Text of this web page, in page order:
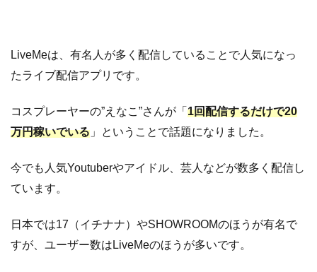
LiveMeは、有名人が多く配信していることで人気になっ
たライブ配信アプリです。
コスプレーヤーの”えなこ”さんが「 1回配信するだけで20
万円稼いでいる 」ということで話題になりました。
今でも人気Youtuberやアイドル、芸人などが数多く配信し
ています。
日本では17（イチナナ）やSHOWROOMのほうが有名で
すが、ユーザー数はLiveMeのほうが多いです。